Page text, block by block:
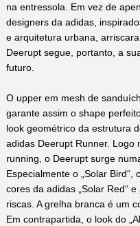
na entressola. Em vez de
designers da adidas,
e arquitetura urbana,
Deerupt segue, portanto, a
futuro.
O upper em mesh de
garante assim o shape
look geométrico da estrutura
adidas Deerupt Runner. Logo
running, o Deerupt surge
Especialmente o „Solar
cores da adidas „Solar Red“
riscas. A grelha branca é um
Em contrapartida, o look do